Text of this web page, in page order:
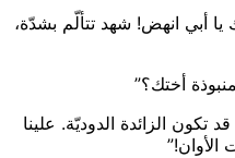
أبي انهض! شهد تتألّم بشدّة،
أختك؟”
تكون الزائدة الدوديّة. علينا